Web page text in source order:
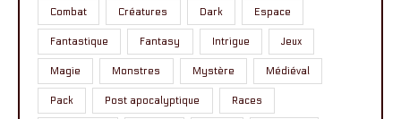
Combat Créatures Dark Espace
Fantastique Fantasy Intrigue Jeux
Magie Monstres Mystère Médiéval
Pack Post apocalyptique Races